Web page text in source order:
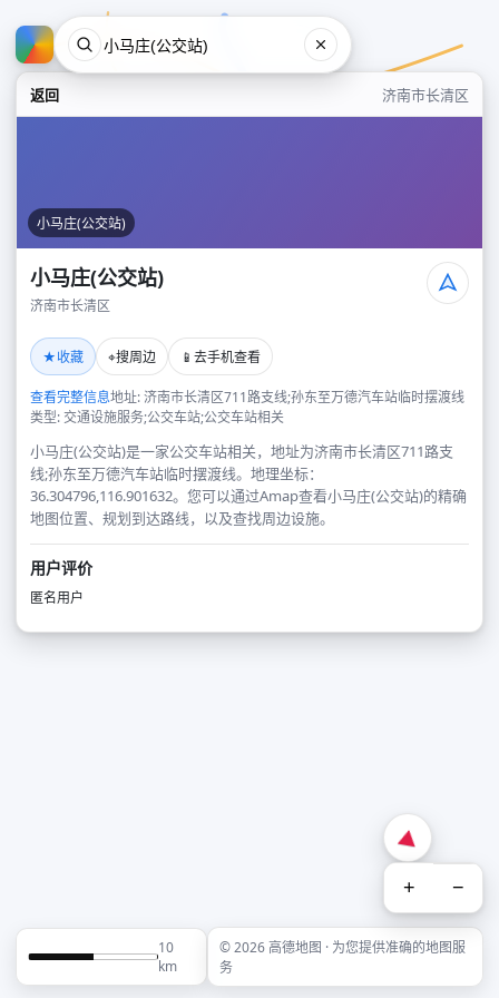
返回 济南市长清区
小马庄(公交站)
小马庄(公交站)
济南市长清区
★收藏 ⌖搜周边 📱 去手机查看
查看完整信息地址: 济南市长清区711路支线;孙东至万德汽车站临时摆渡线
类型: 交通设施服务;公交车站;公交车站相关
小马庄(公交站)是一家公交车站相关，地址为济南市长清区711路支
线;孙东至万德汽车站临时摆渡线。地理坐标：
36.304796,116.901632。您可以通过Amap查看小马庄(公交站)的精确
地图位置、规划到达路线，以及查找周边设施。
用户评价
匿名用户
+ −
10
km
© 2026 高德地图 · 为您提供准确的地图服
务